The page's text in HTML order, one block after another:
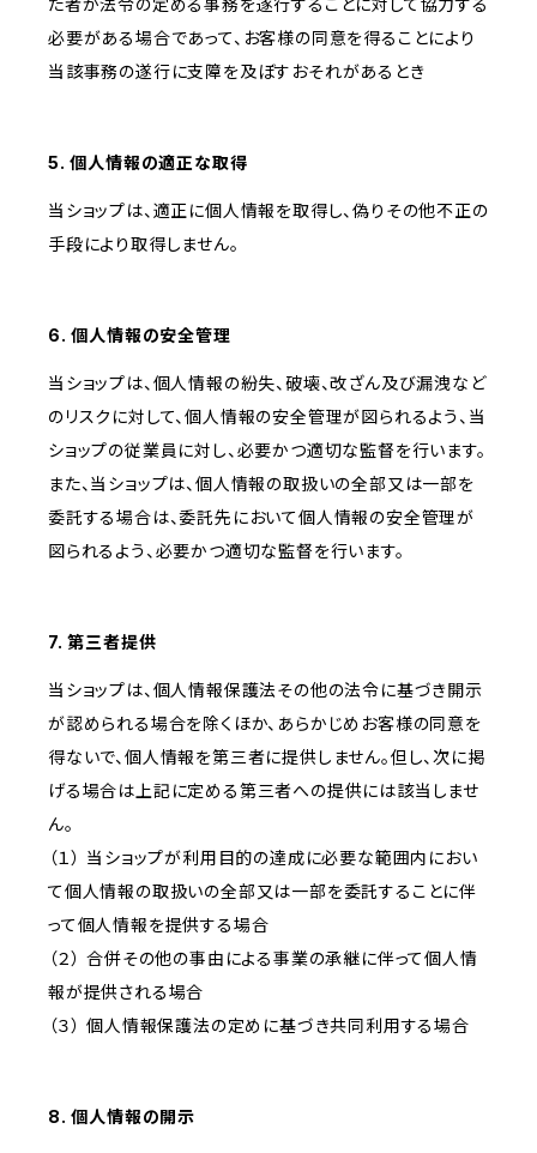
た者が法令の定める事務を遂行することに対して協力する
必要がある場合であって、お客様の同意を得ることにより
当該事務の遂行に支障を及ぼすおそれがあるとき
5. 個人情報の適正な取得
当ショップは、適正に個人情報を取得し、偽りその他不正の
手段により取得しません。
6. 個人情報の安全管理
当ショップは、個人情報の紛失、破壊、改ざん及び漏洩など
のリスクに対して、個人情報の安全管理が図られるよう、当
ショップの従業員に対し、必要かつ適切な監督を行います。
また、当ショップは、個人情報の取扱いの全部又は一部を
委託する場合は、委託先において個人情報の安全管理が
図られるよう、必要かつ適切な監督を行います。
7. 第三者提供
当ショップは、個人情報保護法その他の法令に基づき開示
が認められる場合を除くほか、あらかじめお客様の同意を
得ないで、個人情報を第三者に提供しません。但し、次に掲
げる場合は上記に定める第三者への提供には該当しませ
ん。
（１） 当ショップが利用目的の達成に必要な範囲内におい
て個人情報の取扱いの全部又は一部を委託することに伴
って個人情報を提供する場合
（２） 合併その他の事由による事業の承継に伴って個人情
報が提供される場合
（３） 個人情報保護法の定めに基づき共同利用する場合
8. 個人情報の開示